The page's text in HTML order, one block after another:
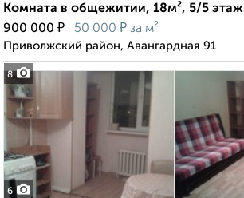
8
Комната в общежитии, 18м², 5/5 этаж
900 000 ₽ 50 000 ₽ за м²
Приволжский район, Авангардная 91
6